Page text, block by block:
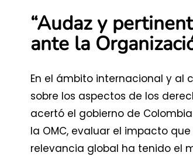
“Audaz y
ante la
En el ámbito internacional y al
sobre los aspectos de los
acertó el gobierno de
la OMC, evaluar el impacto
relevancia global ha tenido el